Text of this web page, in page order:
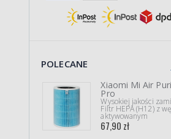
POLECANE
Xiaomi Mi Air
Pro
Wysokiej jakości
Filtr HEPA (H12) z
aktywowanym
67,90 zł